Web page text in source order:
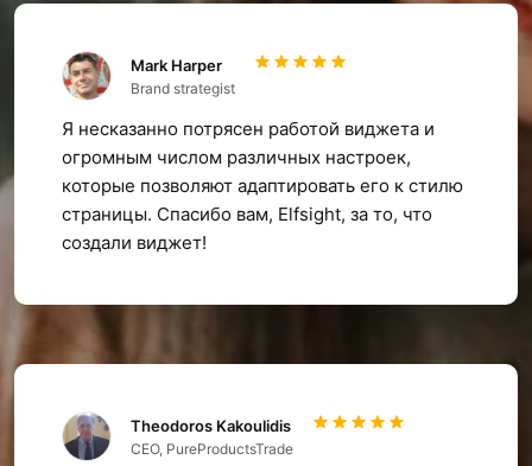
Mark Harper
Brand strategist
Я несказанно потрясен работой виджета и
огромным числом различных настроек,
которые позволяют адаптировать его к стилю
страницы. Спасибо вам, Elfsight, за то, что
создали виджет!
Theodoros Kakoulidis
CEO, PureProductsTrade